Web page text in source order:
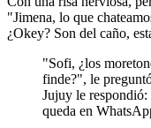
"Jimena, lo que
¿Okey? Son del caño,
"Sofi, ¿los
finde?", le
Jujuy le
queda en